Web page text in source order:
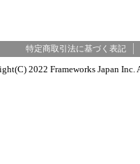
特定商取引法に基づく表記
2022 Frameworks Japan